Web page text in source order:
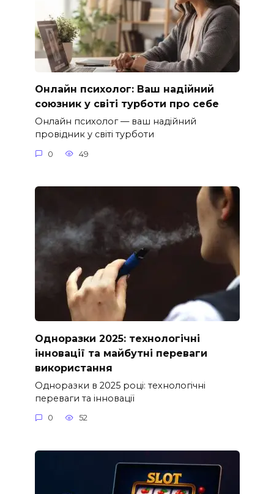
Онлайн психолог: Ваш надійний
союзник у світі турботи про себе
Онлайн психолог — ваш надійний
провідник у світі турботи
0 49
Одноразки 2025: технологічні
інновації та майбутні переваги
використання
Одноразки в 2025 році: технологічні
переваги та інновації
0 52